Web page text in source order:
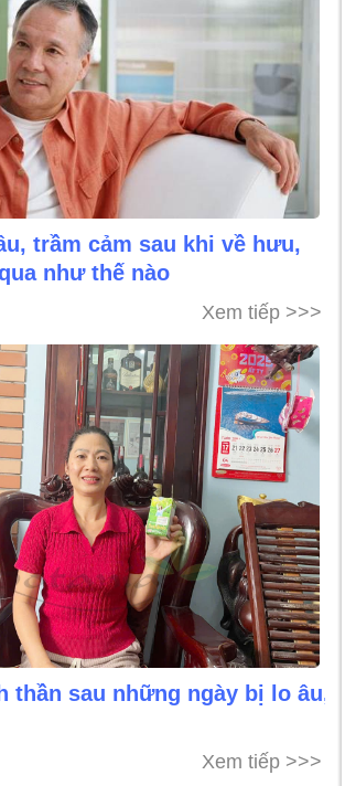
trầm cảm sau khi về hưu,
như thế nào
Xem tiếp >>>
thần sau những ngày bị lo âu,
Xem tiếp >>>